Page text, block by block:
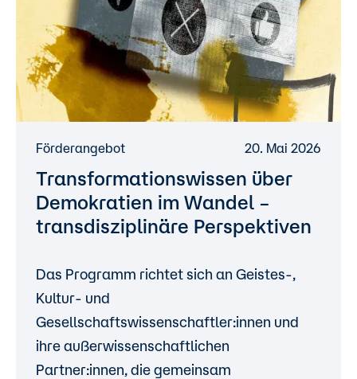
Förderangebot 20. Mai 2026
Transformationswissen über
Demokratien im Wandel –
transdisziplinäre Perspektiven
Das Programm richtet sich an Geistes-,
Kultur- und
Gesellschaftswissenschaftler:innen und
ihre außerwissenschaftlichen
Partner:innen, die gemeinsam